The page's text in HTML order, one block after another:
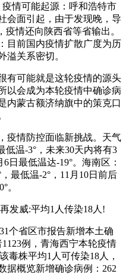
疫情可能起源：呼和浩特市
会面引起，由于发现晚，导
情还向陕西省等省输出。
目前国内疫情扩散广度为历
溢关系密切。
有可能就是这轮疫情的源头
以会成为本轮疫情中确诊病
内蒙古额济纳旗中的策克口
疫情防控面临新挑战。天气
低温-3°，未来30天内将有3
日最低温达-19°。海南区：
最低温-2°，11月10日前后
。
发威:平均1人传染18人!
个省区市报告新增本土确
例，青海西宁本轮疫情
毒株平均1人可传染18人，
据概览新增确诊病例：262